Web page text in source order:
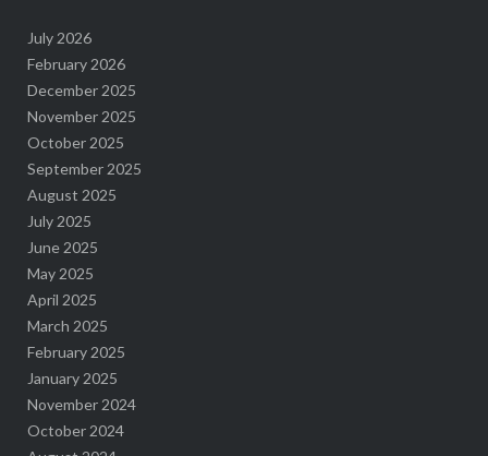
July 2026
February 2026
December 2025
November 2025
October 2025
September 2025
August 2025
July 2025
June 2025
May 2025
April 2025
March 2025
February 2025
January 2025
November 2024
October 2024